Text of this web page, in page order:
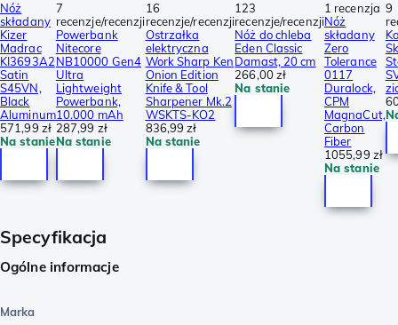
Nóż
składany
Kizer
Madrac
KI3693A2
Satin
S45VN,
Black
Aluminum
571,99 zł
Na stanie
7
recenzje/recenzji
Powerbank
Nitecore
NB10000 Gen4
Ultra
Lightweight
Powerbank,
10.000 mAh
287,99 zł
Na stanie
16
recenzje/recenzji
Ostrzałka
elektryczna
Work Sharp Ken
Onion Edition
Knife & Tool
Sharpener Mk.2
WSKTS-KO2
836,99 zł
Na stanie
123
recenzje/recenzji
Nóż do chleba
Eden Classic
Damast, 20 cm
266,00 zł
Na stanie
1 recenzja
Nóż
składany
Zero
Tolerance
0117
Duralock,
CPM
MagnaCut,
Carbon
Fiber
1055,99 zł
Na stanie
9
Specyfikacja
Ogólne informacje
Marka